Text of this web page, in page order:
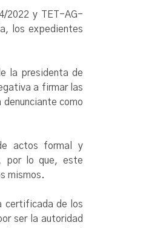
2022 y TET-AG-
los expedientes
la presidenta de
a firmar las
como
actos formal y
por lo que, este
mismos.
certificada de los
ser la autoridad